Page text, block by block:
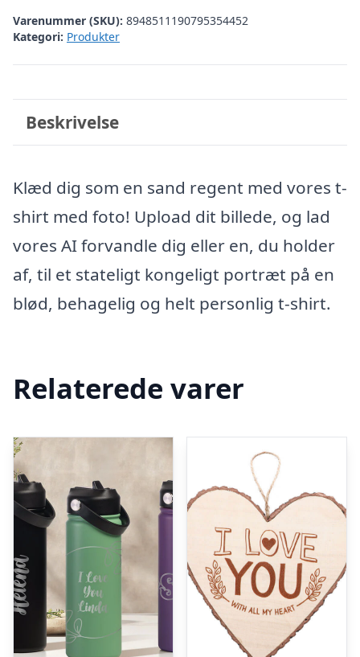
Varenummer (SKU): 8948511190795354452
Kategori: Produkter
Beskrivelse
Klæd dig som en sand regent med vores t-
shirt med foto! Upload dit billede, og lad
vores AI forvandle dig eller en, du holder
af, til et stateligt kongeligt portræt på en
blød, behagelig og helt personlig t-shirt.
Relaterede varer